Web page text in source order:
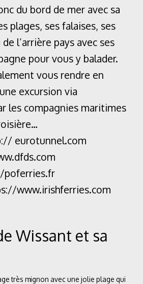
du bord de mer avec sa
plages, ses falaises, ses
l’arrière pays avec ses
pour vous y balader.
vous rendre en
excursion via
les compagnies maritimes
eurotunnel.com
poferries.fr
www.irishferries.com
Wissant et sa
très mignon avec une jolie plage qui